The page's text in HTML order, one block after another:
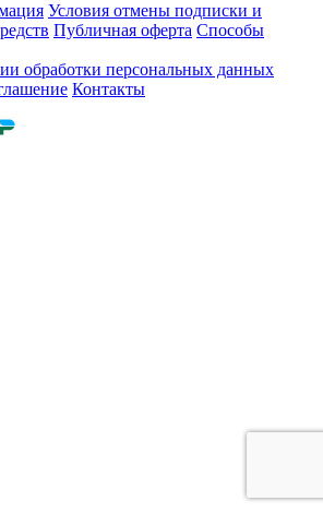
Условия отмены подписки и
Публичная оферта Способы
обработки персональных данных
Контакты